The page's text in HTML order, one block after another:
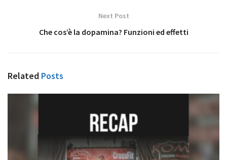
Next Post
Che cos’è la dopamina? Funzioni ed effetti
Related Posts